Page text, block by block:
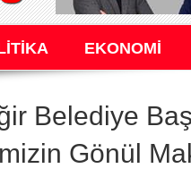
EKONOMİ
Belediye
Gönül